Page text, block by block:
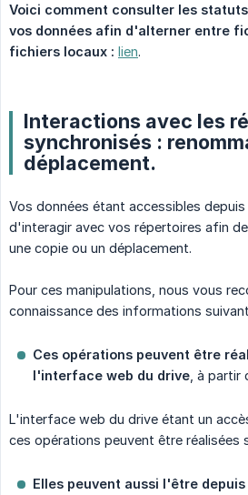
Voici comment consulter les
vos données afin d'alterner entre
fichiers locaux : lien.
Interactions avec les
synchronisés :
déplacement.
Vos données étant accessibles
d'interagir avec vos répertoires afin
une copie ou un déplacement.
Pour ces manipulations, nous vous
connaissance des informations
Ces opérations peuvent être
l'interface web du drive , à
L'interface web du drive étant un
ces opérations peuvent être réalisées
Elles peuvent aussi l'être depuis